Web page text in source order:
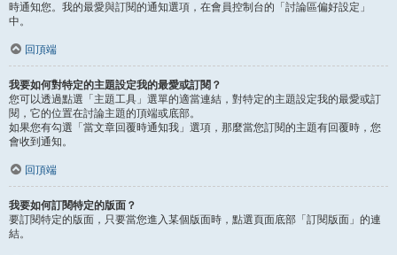
時通知您。我的最愛與訂閱的通知選項，在會員控制台的「討論區偏好設定」
中。
回頂端
我要如何對特定的主題設定我的最愛或訂閱？
您可以透過點選「主題工具」選單的適當連結，對特定的主題設定我的最愛或訂
閱，它的位置在討論主題的頂端或底部。
如果您有勾選「當文章回覆時通知我」選項，那麼當您訂閱的主題有回覆時，您
會收到通知。
回頂端
我要如何訂閱特定的版面？
要訂閱特定的版面，只要當您進入某個版面時，點選頁面底部「訂閱版面」的連
結。